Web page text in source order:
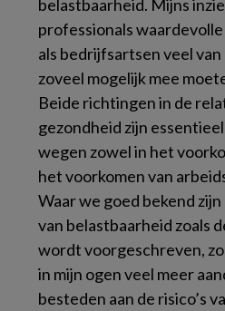
belastbaarheid. Mijns
professionals waardevolle
als bedrijfsartsen veel
zoveel mogelijk mee
Beide richtingen in de
gezondheid zijn
wegen zowel in het
het voorkomen van
Waar we goed bekend
van belastbaarheid zoals
wordt voorgeschreven,
in mijn ogen veel meer
besteden aan de risico’s